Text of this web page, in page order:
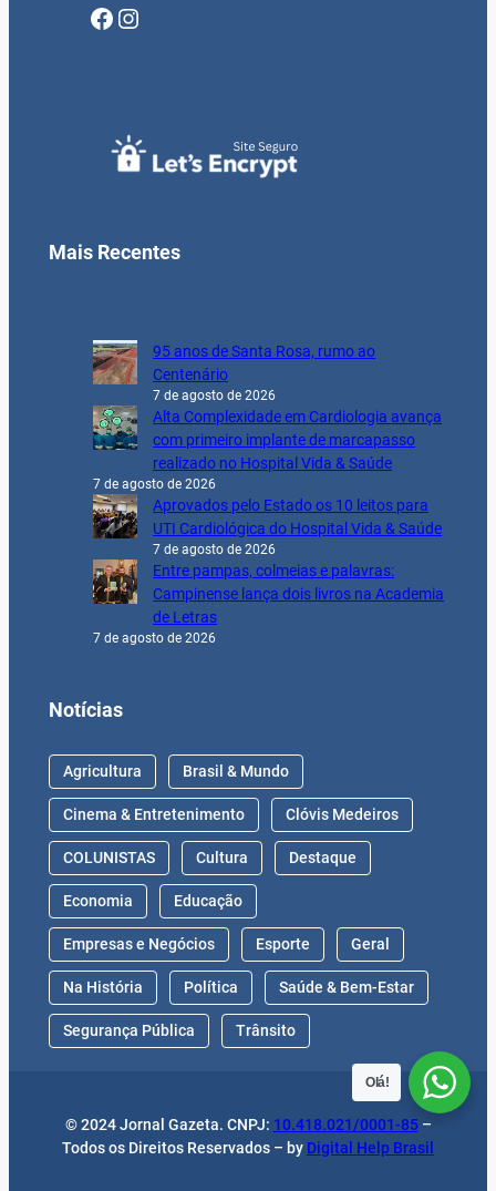
Facebook Instagram
Mais Recentes
95 anos de Santa Rosa, rumo ao
Centenário
7 de agosto de 2026
Alta Complexidade em Cardiologia avança
com primeiro implante de marcapasso
realizado no Hospital Vida & Saúde
7 de agosto de 2026
Aprovados pelo Estado os 10 leitos para
UTI Cardiológica do Hospital Vida & Saúde
7 de agosto de 2026
Entre pampas, colmeias e palavras:
Campinense lança dois livros na Academia
de Letras
7 de agosto de 2026
Notícias
Agricultura Brasil & Mundo
Cinema & Entretenimento Clóvis Medeiros
COLUNISTAS Cultura Destaque
Economia Educação
Empresas e Negócios Esporte Geral
Na História Política Saúde & Bem-Estar
Segurança Pública Trânsito
© 2024 Jornal Gazeta. CNPJ: 10.418.021/0001-85–
Todos os Direitos Reservados – by Digital Help Brasil
Olá!